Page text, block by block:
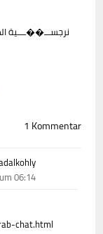
نرجســـ��ــــية
1 Kommentar
06:14
chat.html